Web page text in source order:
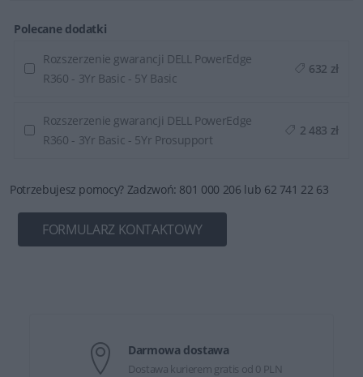
Polecane dodatki
Rozszerzenie gwarancji DELL PowerEdge
R360 - 3Yr Basic - 5Y Basic
632 zł
Rozszerzenie gwarancji DELL PowerEdge
R360 - 3Yr Basic - 5Yr Prosupport
2 483 zł
Potrzebujesz pomocy? Zadzwoń: 801 000 206 lub 62 741 22 63
FORMULARZ KONTAKTOWY
Darmowa dostawa
Dostawa kurierem gratis od 0 PLN